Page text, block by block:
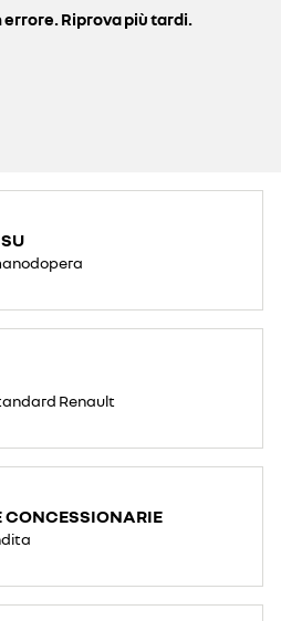
errore. Riprova più tardi.
Renault
CONCESSIONARIE